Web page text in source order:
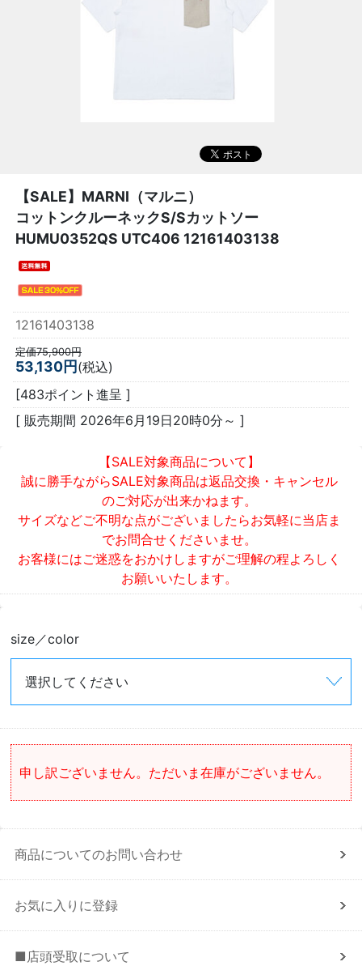
【SALE】 MARNI（マルニ）
コットンクルーネックS/Sカットソー
HUMU0352QS UTC406 12161403138
12161403138
定価75,900円
53,130円(税込)
[483ポイント進呈 ]
[ 販売期間 2026年6月19日20時0分 ～ ]
【SALE対象商品について】
誠に勝手ながらSALE対象商品は返品交換・キャンセル
のご対応が出来かねます。
サイズなどご不明な点がございましたらお気軽に当店ま
でお問合せくださいませ。
お客様にはご迷惑をおかけしますがご理解の程よろしく
お願いいたします。
size／color
申し訳ございません。ただいま在庫がございません。
商品についてのお問い合わせ
お気に入りに登録
■店頭受取について